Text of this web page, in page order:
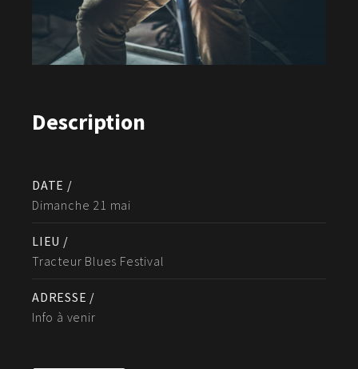
Description
DATE /
Dimanche 21 mai
LIEU /
Tracteur Blues Festival
ADRESSE /
Info à venir